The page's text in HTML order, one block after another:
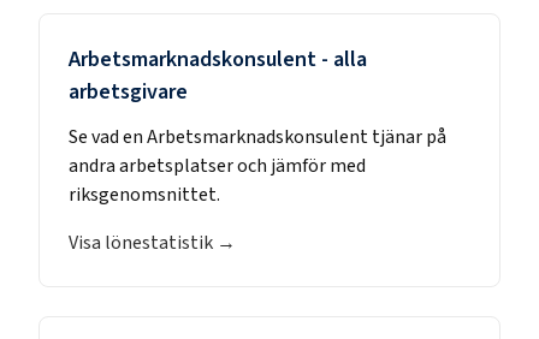
Arbetsmarknadskonsulent - alla
arbetsgivare
Se vad enArbetsmarknadskonsulenttjänar på
andra arbetsplatser och jämför med
riksgenomsnittet.
Visa lönestatistik →